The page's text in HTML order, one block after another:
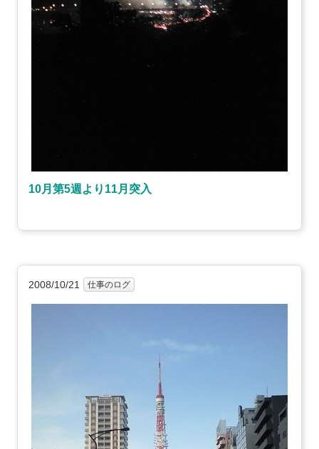
10月第5週より11月突入
2008/10/21 仕事のログ